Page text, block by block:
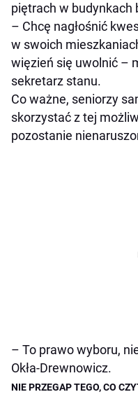
piętrach w budynkach
– Chcę nagłośnić
w swoich
więzień się uwolnić –
sekretarz stanu.
Co ważne, seniorzy
skorzystać z tej
pozostanie
– To prawo wyboru,
Okła-Drewnowicz.